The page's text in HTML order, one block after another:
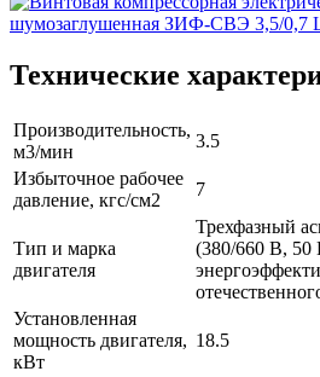
Технические
Производительность,
м3/мин
3.5
Избыточное рабочее
давление, кгс/см2
7
Тип и марка
двигателя
Трехфазный
(380/660 В, 50
Установленная
мощность двигателя,
кВт
18.5